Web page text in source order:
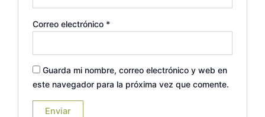
Correo electrónico *
Guarda mi nombre, correo electrónico y web en
este navegador para la próxima vez que comente.